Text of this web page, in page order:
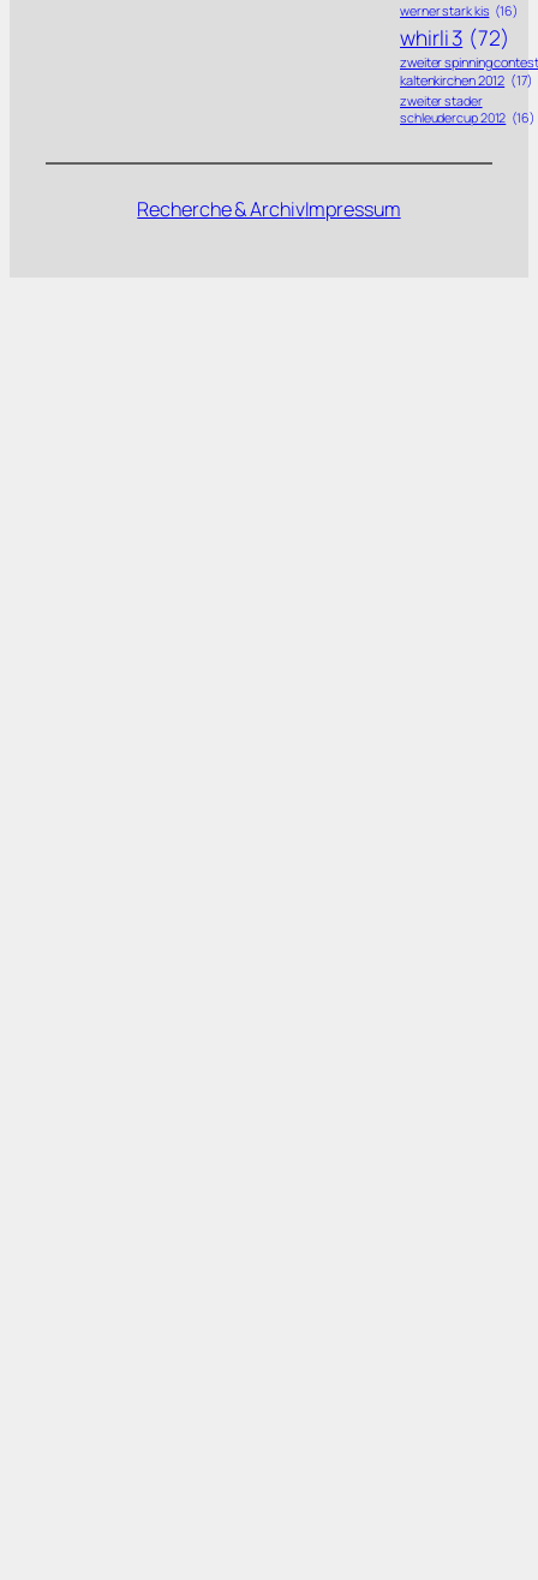
werner stark kis (16)
whirli 3 (72)
zweiter spinning contest
kaltenkirchen 2012 (17)
zweiter stader
schleudercup 2012 (16)
Recherche & ArchivImpressum